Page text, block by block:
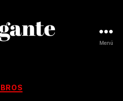
Menú
Categorías